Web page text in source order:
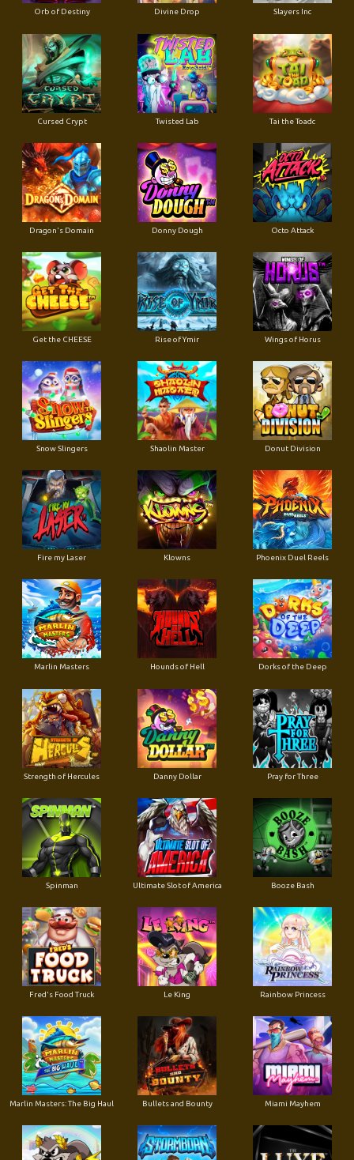
Orb of Destiny Divine Drop Slayers Inc
Cursed Crypt Twisted Lab Tai the Toadc
Dragon's Domain Donny Dough Octo Attack
Get the CHEESE Rise of Ymir Wings of Horus
Snow Slingers Shaolin Master Donut Division
Fire my Laser Klowns Phoenix Duel Reels
Marlin Masters Hounds of Hell Dorks of the Deep
Strength of Hercules Danny Dollar Pray for Three
Spinman Ultimate Slot of America Booze Bash
Fred's Food Truck Le King Rainbow Princess
Marlin Masters: The Big Haul Bullets and Bounty Miami Mayhem